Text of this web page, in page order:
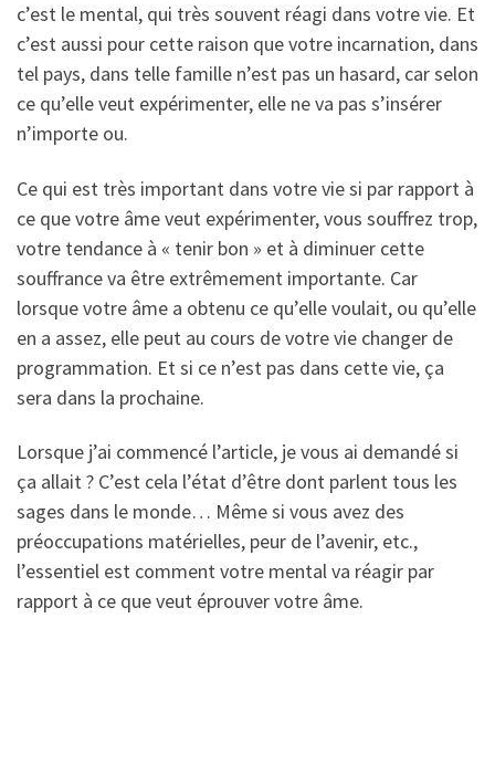
c’est le mental, qui très souvent réagi dans votre vie. Et
c’est aussi pour cette raison que votre incarnation, dans
tel pays, dans telle famille n’est pas un hasard, car selon
ce qu’elle veut expérimenter, elle ne va pas s’insérer
n’importe ou.
Ce qui est très important dans votre vie si par rapport à
ce que votre âme veut expérimenter, vous souffrez trop,
votre tendance à « tenir bon » et à diminuer cette
souffrance va être extrêmement importante. Car
lorsque votre âme a obtenu ce qu’elle voulait, ou qu’elle
en a assez, elle peut au cours de votre vie changer de
programmation. Et si ce n’est pas dans cette vie, ça
sera dans la prochaine.
Lorsque j’ai commencé l’article, je vous ai demandé si
ça allait ? C’est cela l’état d’être dont parlent tous les
sages dans le monde… Même si vous avez des
préoccupations matérielles, peur de l’avenir, etc.,
l’essentiel est comment votre mental va réagir par
rapport à ce que veut éprouver votre âme.